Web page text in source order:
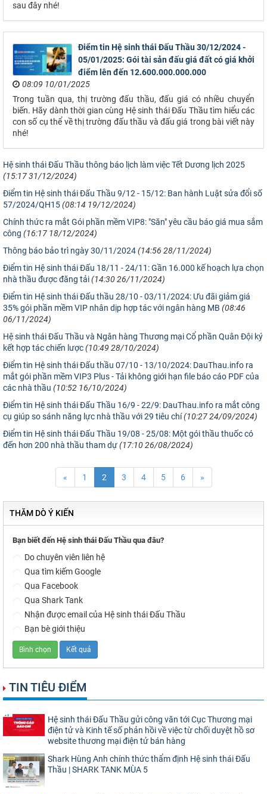
sau đây nhé!
Điểm tin Hệ sinh thái Đấu Thầu 30/12/2024 -
05/01/2025: Gói tài sản đấu giá đất có giá khởi
điểm lên đến 12.600.000.000.000
08:09 10/01/2025
Trong tuần qua, thị trường đấu thầu, đấu giá có nhiều chuyển
biến. Hãy dành thời gian cùng Hệ sinh thái Đấu Thầu tìm hiểu các
con số cụ thể về thị trường đấu thầu và đấu giá trong bài viết này
nhé!
Hệ sinh thái Đấu Thầu thông báo lịch làm việc Tết Dương lịch 2025
(15:17 31/12/2024)
Điểm tin Hệ sinh thái Đấu Thầu 9/12 - 15/12: Ban hành Luật sửa đổi số
57/2024/QH15(08:14 19/12/2024)
Chính thức ra mắt Gói phần mềm VIP8: "Săn" yêu cầu báo giá mua sắm
công (16:17 18/12/2024)
Thông báo bảo trì ngày 30/11/2024(14:56 28/11/2024)
Điểm tin Hệ sinh thái Đấu 18/11 - 24/11: Gần 16.000 kế hoạch lựa chọn
nhà thầu được đăng tải(14:30 26/11/2024)
Điểm tin Hệ sinh thái Đấu thầu 28/10 - 03/11/2024: Ưu đãi giảm giá
35% gói phần mềm VIP nhân dịp hợp tác với ngân hàng MB (08:46
06/11/2024)
Hệ sinh thái Đấu Thầu và Ngân hàng Thương mại Cổ phần Quân Đội ký
kết hợp tác chiến lược(10:49 28/10/2024)
Điểm tin Hệ sinh thái Đấu thầu 07/10 - 13/10/2024: DauThau.info ra
mắt gói phần mềm VIP3 Plus - Tải không giới hạn file báo cáo PDF của
các nhà thầu (10:52 16/10/2024)
Điểm tin Hệ sinh thái Đấu Thầu 16/9 - 22/9: DauThau.info ra mắt công
cụ giúp so sánh năng lực nhà thầu với 29 tiêu chí(10:27 24/09/2024)
Điểm tin Hệ sinh thái Đấu Thầu 19/08 - 25/08: Một gói thầu thuốc có
đến hơn 200 nhà thầu tham dự(17:10 26/08/2024)
« 1 2 3 4 5 6 »
THĂM DÒ Ý KIẾN
Bạn biết đến Hệ sinh thái Đấu Thầu qua đâu?
Do chuyên viên liên hệ
Qua tìm kiếm Google
Qua Facebook
Qua Shark Tank
Nhận được email của Hệ sinh thái Đấu Thầu
Bạn bè giới thiệu
TIN TIÊU ĐIỂM
Hệ sinh thái Đấu Thầu gửi công văn tới Cục Thương mại
điện tử và Kinh tế số phản hồi về việc từ chối duyệt hồ sơ
website thương mại điện tử bán hàng
Shark Hùng Anh chính thức thẩm định Hệ sinh thái Đấu
Thầu | SHARK TANK MÙA 5